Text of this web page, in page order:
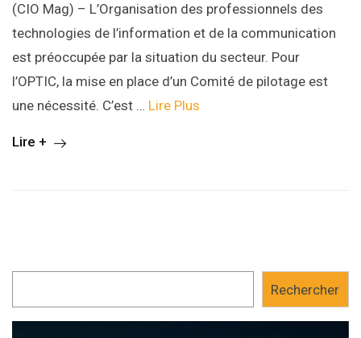
(CIO Mag) – L’Organisation des professionnels des
technologies de l’information et de la communication
est préoccupée par la situation du secteur. Pour
l’OPTIC, la mise en place d’un Comité de pilotage est
une nécessité. C’est … Lire Plus
Lire +
Rechercher